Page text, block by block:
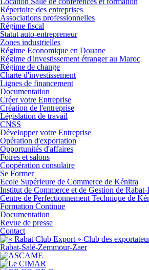
Répertoire des entreprises
Associations professionnelles
Régime fiscal
Statut auto-entrepreneur
Zones industrielles
Régime Economique en Douane
Régime d'investissement étranger au Maroc
Régime de change
Charte d'investissement
Lignes de financement
Documentation
Créer votre Entreprise
Création de l'entreprise
Législation de travail
CNSS
Développer votre Entreprise
Opération d'exportation
Opportunités d'affaires
Foires et salons
Coopération consulaire
Se Former
Ecole Supérieure de Commerce de Kénitra
Institut de Commerce et de Gestion de
Centre de Perfectionnement Technique de
Formation Continue
Documentation
Revue de presse
Contact